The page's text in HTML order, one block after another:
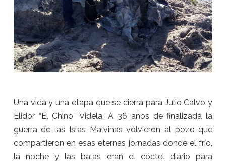
Una vida y una etapa que se cierra para Julio Calvo y
Elidor “El Chino” Videla. A 36 años de finalizada la
guerra de las Islas Malvinas volvieron al pozo que
compartieron en esas eternas jornadas donde el frío,
la noche y las balas eran el cóctel diario para